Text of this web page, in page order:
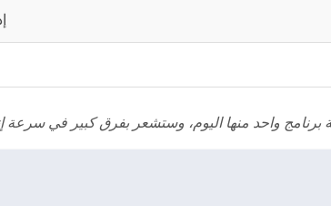
برنامج واحد منها اليوم، وستشعر بفرق كبير في